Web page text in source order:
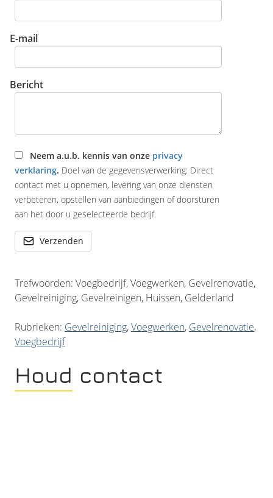
E-mail
Bericht
Neem a.u.b. kennis van onze privacy
verklaring. Doel van de gegevensverwerking: Direct
contact met u opnemen, levering van onze diensten
verbeteren, opstellen van aanbiedingen of doorsturen
aan het door u geselecteerde bedrijf.
Verzenden
Trefwoorden: Voegbedrijf, Voegwerken, Gevelrenovatie,
Gevelreiniging, Gevelreinigen, Huissen, Gelderland
Rubrieken: Gevelreiniging,Voegwerken, Gevelrenovatie,
Voegbedrijf
Houd contact